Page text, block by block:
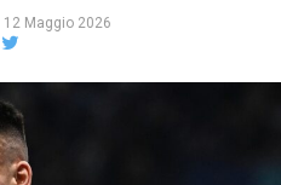
12 Maggio 2026